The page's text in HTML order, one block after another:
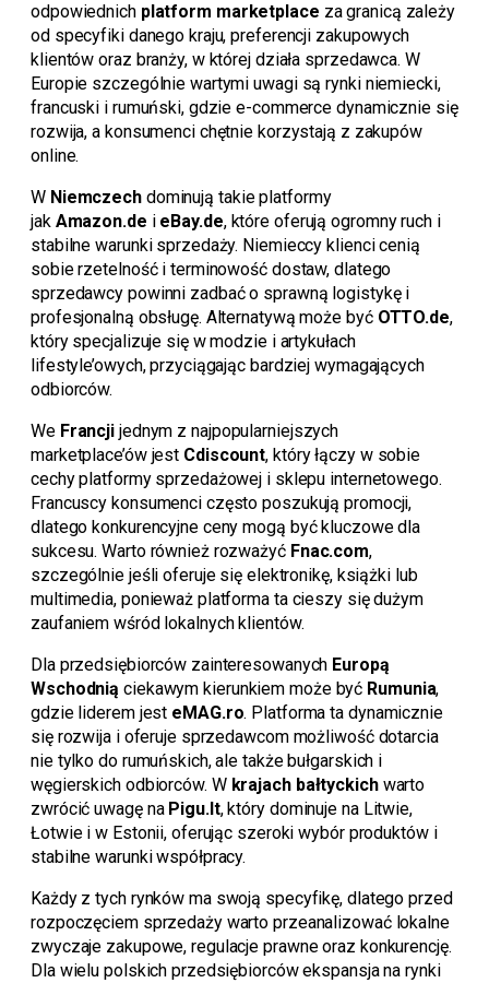
odpowiednich platform marketplace za granicą zależy
od specyfiki danego kraju, preferencji zakupowych
klientów oraz branży, w której działa sprzedawca. W
Europie szczególnie wartymi uwagi są rynki niemiecki,
francuski i rumuński, gdzie e-commerce dynamicznie się
rozwija, a konsumenci chętnie korzystają z zakupów
online.
W Niemczechdominują takie platformy
jak Amazon.de i eBay.de, które oferują ogromny ruch i
stabilne warunki sprzedaży. Niemieccy klienci cenią
sobie rzetelność i terminowość dostaw, dlatego
sprzedawcy powinni zadbać o sprawną logistykę i
profesjonalną obsługę. Alternatywą może być OTTO.de,
który specjalizuje się w modzie i artykułach
lifestyle’owych, przyciągając bardziej wymagających
odbiorców.
We Francji jednym z najpopularniejszych
marketplace’ów jest Cdiscount, który łączy w sobie
cechy platformy sprzedażowej i sklepu internetowego.
Francuscy konsumenci często poszukują promocji,
dlatego konkurencyjne ceny mogą być kluczowe dla
sukcesu. Warto również rozważyć Fnac.com,
szczególnie jeśli oferuje się elektronikę, książki lub
multimedia, ponieważ platforma ta cieszy się dużym
zaufaniem wśród lokalnych klientów.
Dla przedsiębiorców zainteresowanych Europą
Wschodnią ciekawym kierunkiem może być Rumunia,
gdzie liderem jest eMAG.ro. Platforma ta dynamicznie
się rozwija i oferuje sprzedawcom możliwość dotarcia
nie tylko do rumuńskich, ale także bułgarskich i
węgierskich odbiorców. W krajach bałtyckichwarto
zwrócić uwagę na Pigu.lt, który dominuje na Litwie,
Łotwie i w Estonii, oferując szeroki wybór produktów i
stabilne warunki współpracy.
Każdy z tych rynków ma swoją specyfikę, dlatego przed
rozpoczęciem sprzedaży warto przeanalizować lokalne
zwyczaje zakupowe, regulacje prawne oraz konkurencję.
Dla wielu polskich przedsiębiorców ekspansja na rynki